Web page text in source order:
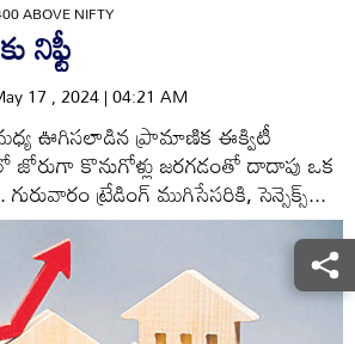
ABOVE NIFTY
నిఫ్టీ
17 , 2024 | 04:21 AM
ఊగిసలాడిన ప్రామాణిక ఈక్విటీ
జోరుగా కొనుగోళ్లు జరగడంతో దాదాపు ఒక
ట్రేడింగ్‌ ముగిసేసరికి, సెన్సెక్స్‌...